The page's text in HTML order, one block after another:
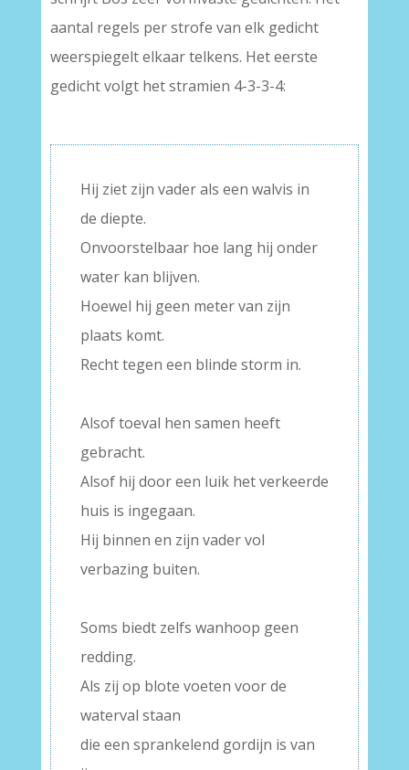
aantal regels per strofe van elk gedicht
weerspiegelt elkaar telkens. Het eerste
gedicht volgt het stramien 4-3-3-4:
Hij ziet zijn vader als een walvis in
de diepte.
Onvoorstelbaar hoe lang hij onder
water kan blijven.
Hoewel hij geen meter van zijn
plaats komt.
Recht tegen een blinde storm in.
Alsof toeval hen samen heeft
gebracht.
Alsof hij door een luik het verkeerde
huis is ingegaan.
Hij binnen en zijn vader vol
verbazing buiten.
Soms biedt zelfs wanhoop geen
redding.
Als zij op blote voeten voor de
waterval staan
die een sprankelend gordijn is van